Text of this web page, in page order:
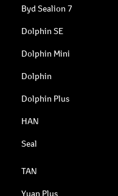
Byd Sealion 7
Dolphin SE
Dolphin Mini
Dolphin
Dolphin Plus
HAN
Seal
TAN
Yuan Plus